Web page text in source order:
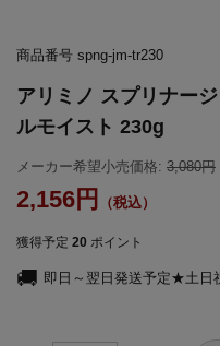
商品番号 spng-jm-tr230
アリミノ スプリナー
ルモイスト 230g
メーカー希望小売価格: 3,080
2,156
獲得予定 20 ポイント
即日～翌日発送予定★土日